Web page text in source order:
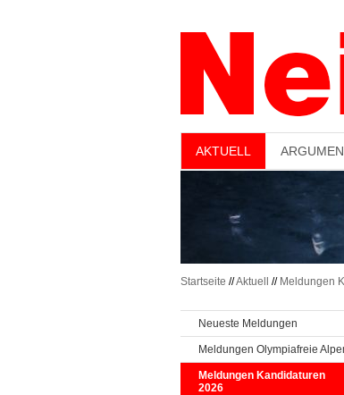
AKTUELL
Startseite //Aktuell // Meldungen
Neueste Meldungen
Meldungen Olympiafreie
Meldungen Kandidaturen
2026